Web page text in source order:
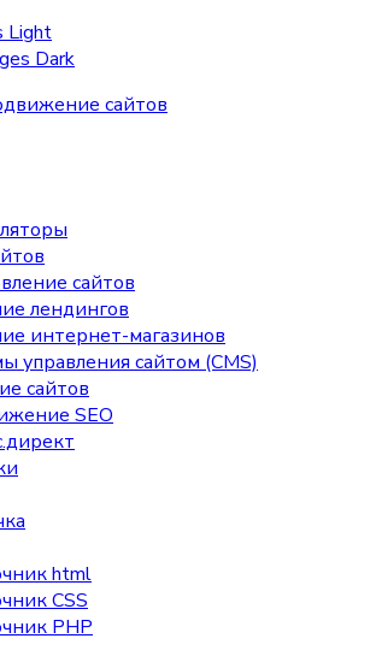
Light
Dark
сайтов
лендингов
интернет-магазинов
управления сайтом (CMS)
сайтов
SEO
html
CSS
PHP